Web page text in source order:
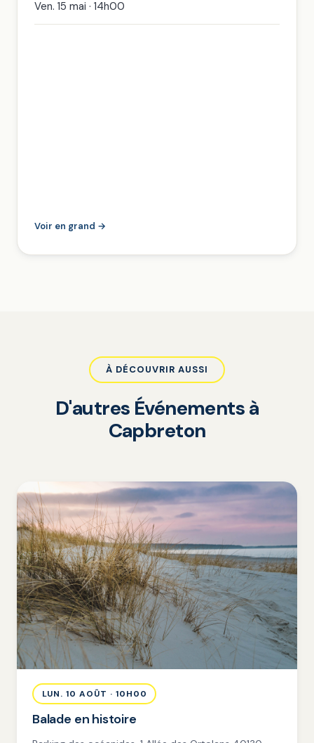
Ven. 15 mai · 14h00
Voir en grand →
À DÉCOUVRIR AUSSI
D'autres Événements à
Capbreton
LUN. 10 AOÛT · 10H00
Balade en histoire